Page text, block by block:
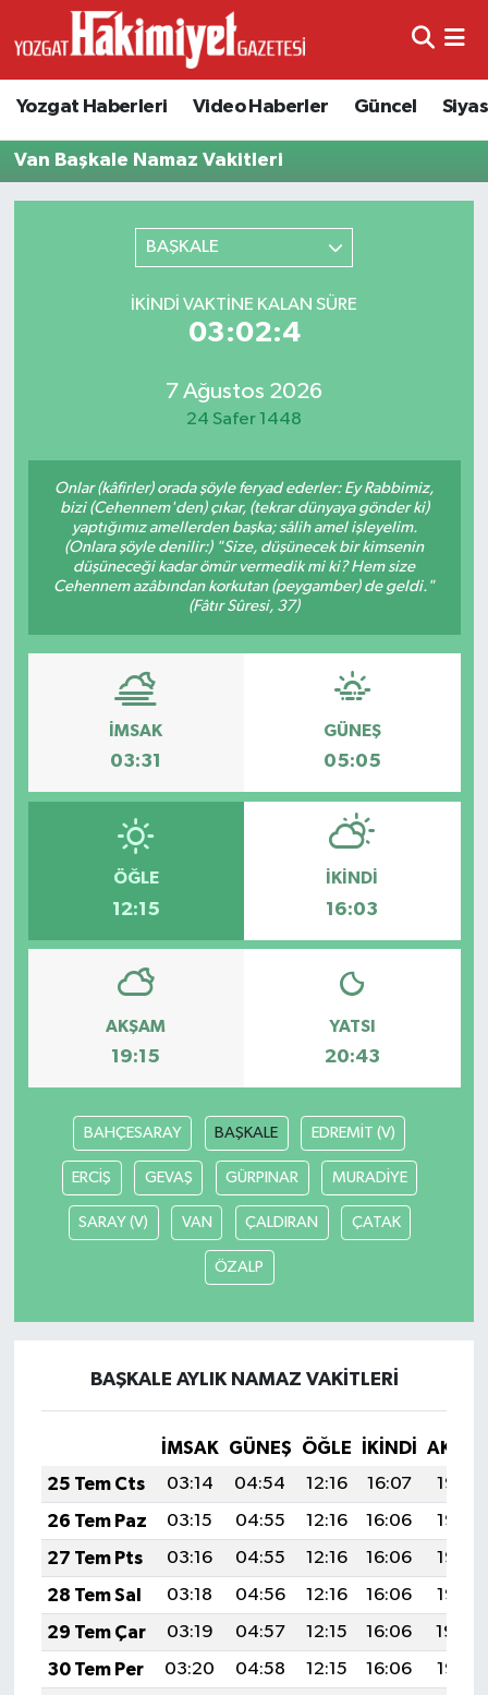
Yozgat Haberleri Video Haberler Güncel
Van Başkale Namaz Vakitleri
BAŞKALE
İKINDI VAKTINE KALAN SÜRE
03:02:4
7 Ağustos 2026
24 Safer 1448
Onlar (kâfirler) orada şöyle feryad ederler: Ey Rabbimiz,
bizi (Cehennem'den) çıkar, (tekrar dünyaya gönder ki)
yaptığımız amellerden başka; sâlih amel işleyelim.
(Onlara şöyle denilir:) "Size, düşünecek bir kimsenin
düşüneceği kadar ömür vermedik mi ki? Hem size
Cehennem azâbından korkutan (peygamber) de geldi."
(Fâtır Sûresi, 37)
İMSAK
03:31
GÜNEŞ
05:05
ÖĞLE
12:15
İKINDI
16:03
AKŞAM
19:15
YATSI
20:43
BAHÇESARAY BAŞKALE EDREMİT (V)
ERCİŞ GEVAŞ GÜRPINAR MURADİYE
SARAY (V) VAN ÇALDIRAN ÇATAK
ÖZALP
BAŞKALE AYLIK NAMAZ VAKITLERI
İMSAK GÜNEŞ ÖĞLE İKINDI
25 Tem Cts
03:14 04:54 12:16 16:07
19:27
26 Tem Paz
03:15 04:55 12:16 16:06
19:26
27 Tem Pts
03:16 04:55 12:16 16:06
19:26
28 Tem Sal
03:18 04:56 12:16 16:06
19:25
29 Tem Çar
03:19 04:57 12:15 16:06
19:24
30 Tem Per
03:20 04:58 12:15 16:06
19:23